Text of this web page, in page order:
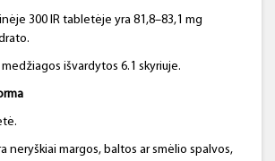
300 IR tabletėje yra 81,8–83,1 mg
išvardytos 6.1 skyriuje.
neryškiai margos, baltos ar smėlio spalvos,